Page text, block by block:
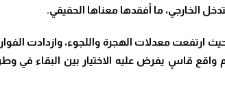
الخارجي، ما أفقدها معناها الحقيقي.
معدلات الهجرة واللجوء، وازدادت
قاسٍ يفرض عليه الاختيار بين البقاء في وطن